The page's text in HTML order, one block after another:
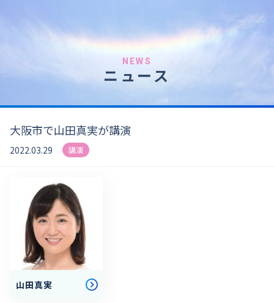
NEWS
ニュース
大阪市で山田真実が講演
2022.03.29 講演
山田真実